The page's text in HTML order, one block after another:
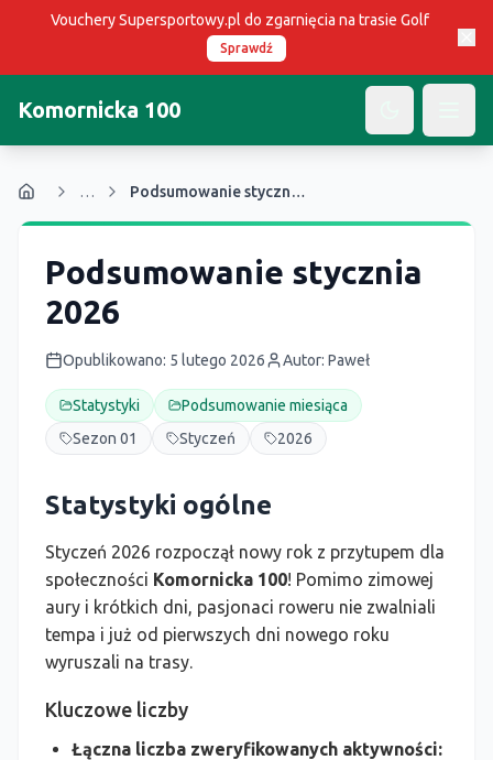
Vouchery Supersportowy.pl do zgarnięcia na trasie Golf
Sprawdź
Komornicka 100
… Podsumowanie stycznia 2026
Podsumowanie stycznia
2026
Opublikowano: 5 lutego 2026 Autor: Paweł
Statystyki
Podsumowanie miesiąca
Sezon 01
Styczeń 2026
Statystyki ogólne
Styczeń 2026 rozpoczął nowy rok z przytupem dla
społeczności Komornicka 100! Pomimo zimowej
aury i krótkich dni, pasjonaci roweru nie zwalniali
tempa i już od pierwszych dni nowego roku
wyruszali na trasy.
Kluczowe liczby
Łączna liczba zweryfikowanych aktywności: